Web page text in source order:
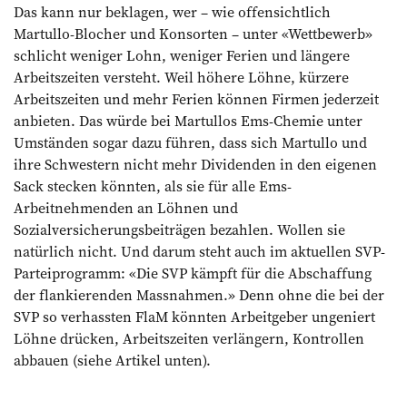
Das kann nur beklagen, wer – wie offensichtlich
Martullo-Blocher und Konsorten – unter «Wettbewerb»
schlicht weniger Lohn, weniger Ferien und längere
Arbeitszeiten versteht. Weil höhere Löhne, kürzere
Arbeitszeiten und mehr Ferien können Firmen jederzeit
anbieten. Das würde bei Martullos Ems-Chemie unter
Umständen sogar dazu führen, dass sich Martullo und
ihre Schwestern nicht mehr Dividenden in den eigenen
Sack stecken könnten, als sie für alle Ems-
Arbeitnehmenden an Löhnen und
Sozialversicherungsbeiträgen bezahlen. Wollen sie
natürlich nicht. Und darum steht auch im aktuellen SVP-
Parteiprogramm: «Die SVP kämpft für die Abschaffung
der flankierenden Massnahmen.» Denn ohne die bei der
SVP so verhassten FlaM könnten Arbeitgeber ungeniert
Löhne drücken, Arbeitszeiten verlängern, Kontrollen
abbauen (siehe Artikel unten).